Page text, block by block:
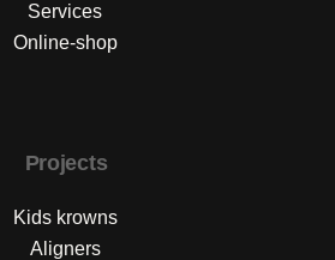
Services
Online-shop
Projects
Kids krowns
Aligners